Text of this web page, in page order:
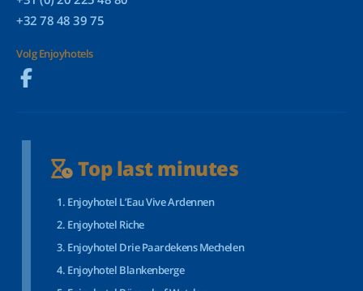
+32 78 48 39 75
Volg Enjoyhotels
Top last minutes
Enjoyhotel L’Eau Vive Ardennen
Enjoyhotel Riche
Enjoyhotel Drie Paardekens Mechelen
Enjoyhotel Blankenberge